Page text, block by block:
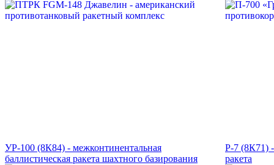
УР-100 (8К84) - межконтинентальная
баллистическая ракета шахтного базирования
Р-7 (8К71) -
ракета